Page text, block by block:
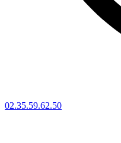
02.35.59.62.50